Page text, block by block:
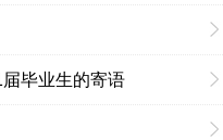
毕业生的寄语